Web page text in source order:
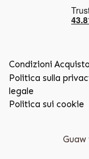
Condizioni Acquisto
Politica sulla
legale
Politica sui cookie